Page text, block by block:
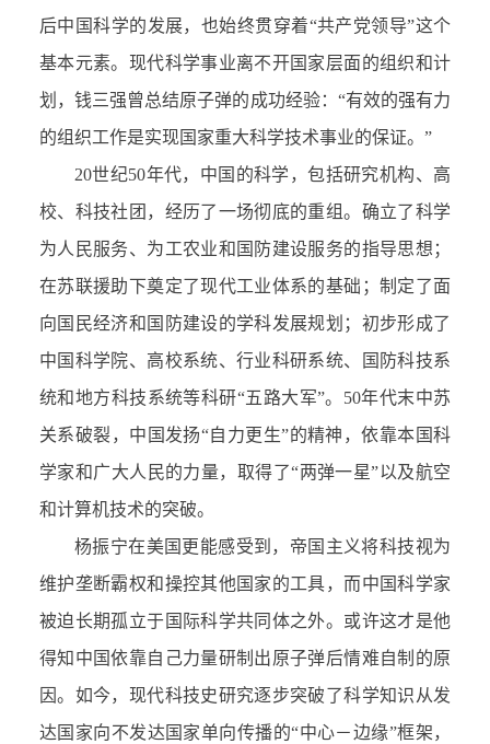
后中国科学的发展，也始终贯穿着“共产党领导”这个
基本元素。现代科学事业离不开国家层面的组织和计
划，钱三强曾总结原子弹的成功经验：“有效的强有力
的组织工作是实现国家重大科学技术事业的保证。”
20世纪50年代，中国的科学，包括研究机构、高
校、科技社团，经历了一场彻底的重组。确立了科学
为人民服务、为工农业和国防建设服务的指导思想；
在苏联援助下奠定了现代工业体系的基础；制定了面
向国民经济和国防建设的学科发展规划；初步形成了
中国科学院、高校系统、行业科研系统、国防科技系
统和地方科技系统等科研“五路大军”。50年代末中苏
关系破裂，中国发扬“自力更生”的精神，依靠本国科
学家和广大人民的力量，取得了“两弹一星”以及航空
和计算机技术的突破。
杨振宁在美国更能感受到，帝国主义将科技视为
维护垄断霸权和操控其他国家的工具，而中国科学家
被迫长期孤立于国际科学共同体之外。或许这才是他
得知中国依靠自己力量研制出原子弹后情难自制的原
因。如今，现代科技史研究逐步突破了科学知识从发
达国家向不发达国家单向传播的“中心－边缘”框架，